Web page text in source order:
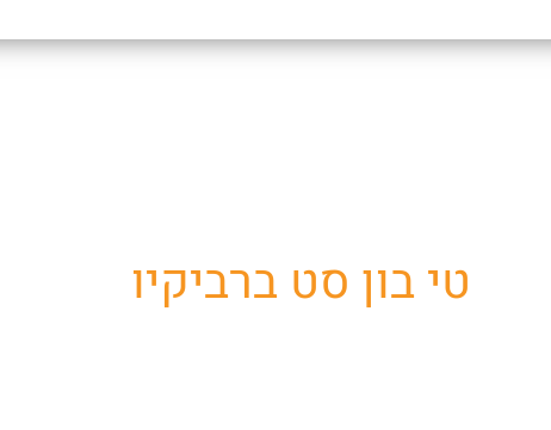
טי בון סט ברביקיו